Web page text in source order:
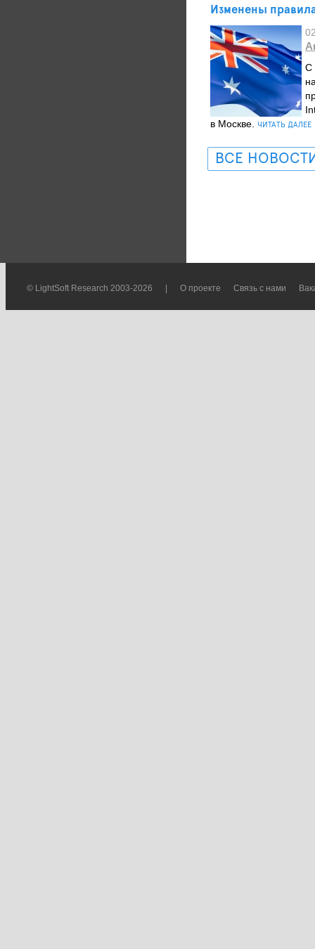
Изменены
C
в Москве.
ЧИТАТЬ ДАЛЕЕ
ВСЕ
© LightSoft Research 2003-2026 О проекте Связь с нами